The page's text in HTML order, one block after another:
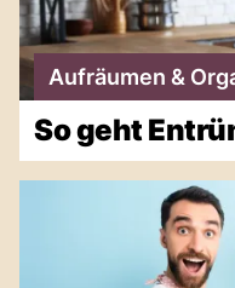
Aufräumen &
So geht